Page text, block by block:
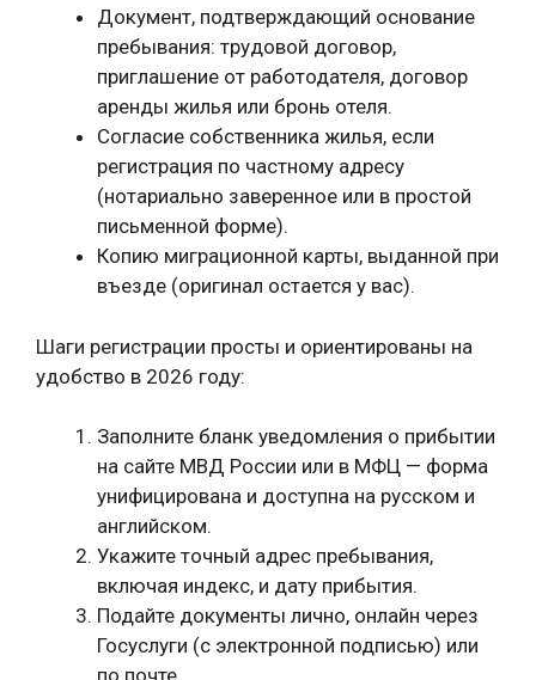
Документ, подтверждающий основание
пребывания: трудовой договор,
приглашение от работодателя, договор
аренды жилья или бронь отеля.
Согласие собственника жилья, если
регистрация по частному адресу
(нотариально заверенное или в простой
письменной форме).
Копию миграционной карты, выданной при
въезде (оригинал остается у вас).
Шаги регистрации просты и ориентированы на
удобство в 2026 году:
Заполните бланк уведомления о прибытии
на сайте МВД России или в МФЦ — форма
унифицирована и доступна на русском и
английском.
Укажите точный адрес пребывания,
включая индекс, и дату прибытия.
Подайте документы лично, онлайн через
Госуслуги (с электронной подписью) или
по почте.